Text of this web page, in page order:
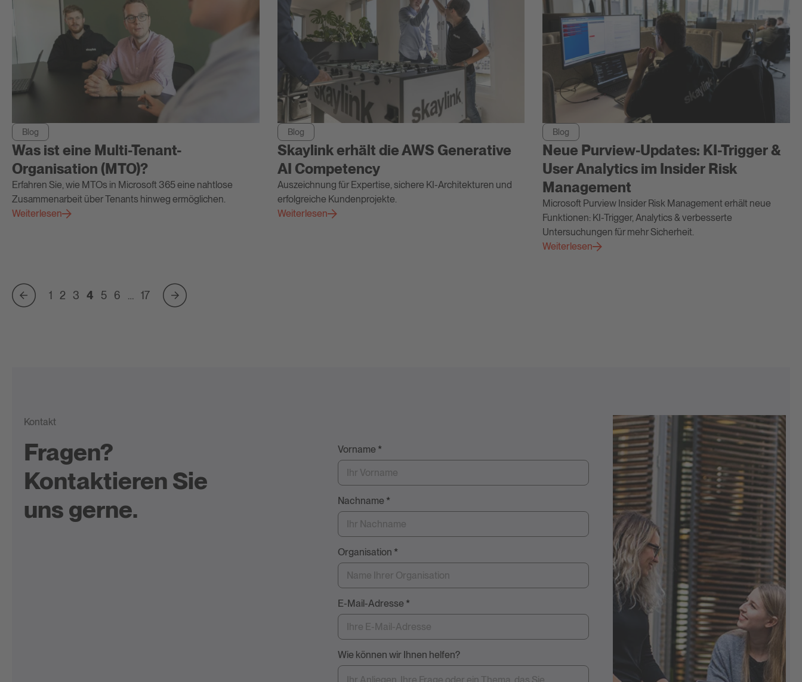
Blog
Was ist eine Multi-Tenant-
Organisation (MTO)?
Erfahren Sie, wie MTOs in Microsoft 365 eine nahtlose
Zusammenarbeit über Tenants hinweg ermöglichen.
Weiterlesen
Blog
Skaylink erhält die AWS Generative
AI Competency
Auszeichnung für Expertise, sichere KI-Architekturen und
erfolgreiche Kundenprojekte.
Weiterlesen
Blog
Neue Purview-Updates: KI-Trigger &
User Analytics im Insider Risk
Management
Microsoft Purview Insider Risk Management erhält neue
Funktionen: KI-Trigger, Analytics & verbesserte
Untersuchungen für mehr Sicherheit.
Weiterlesen
1 2 3 4 5 6 17
Kontakt
Fragen?
Kontaktieren Sie
uns gerne.
*
I
n
e
n
Vorname *
Nachname *
Organisation *
E-Mail-Adresse *
Wie können wir Ihnen helfen?